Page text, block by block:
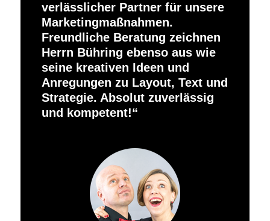
verlässlicher Partner für unsere
Marketingmaßnahmen.
Freundliche Beratung zeichnen
Herrn Bühring ebenso aus wie
seine kreativen Ideen und
Anregungen zu Layout, Text und
Strategie. Absolut zuverlässig
und kompetent!